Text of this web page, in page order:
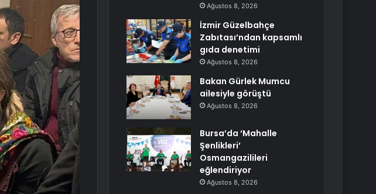
Ağustos 8, 2026
İzmir Güzelbahçe
Zabıtası’ndan kapsamlı
gıda denetimi
Ağustos 8, 2026
Bakan Gürlek Mumcu
ailesiyle görüştü
Ağustos 8, 2026
Bursa’da ‘Mahalle
Şenlikleri’
Osmangazilileri
eğlendiriyor
Ağustos 8, 2026